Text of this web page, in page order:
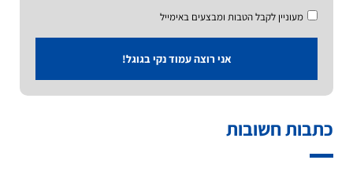
מעוניין לקבל הטבות ומבצעים באימייל
אני רוצה עמוד נקי בגוגל!
כתבות חשובות